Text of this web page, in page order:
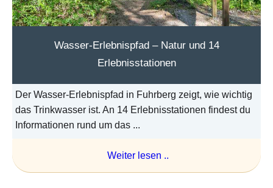
Wasser-Erlebnispfad – Natur und 14
Erlebnisstationen
Der Wasser-Erlebnispfad in Fuhrberg zeigt, wie wichtig
das Trinkwasser ist. An 14 Erlebnisstationen findest du
Informationen rund um das ...
Weiter lesen ..